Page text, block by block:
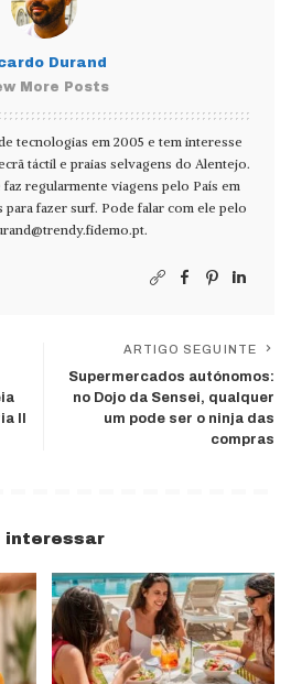
Durand
More Posts
tecnologias em 2005 e tem interesse
táctil e praias selvagens do Alentejo.
regularmente viagens pelo País em
fazer surf. Pode falar com ele pelo
.
II
ARTIGO SEGUINTE
Supermercados autónomos:
no Dojo da Sensei, qualquer
um pode ser o ninja das
compras
interessar